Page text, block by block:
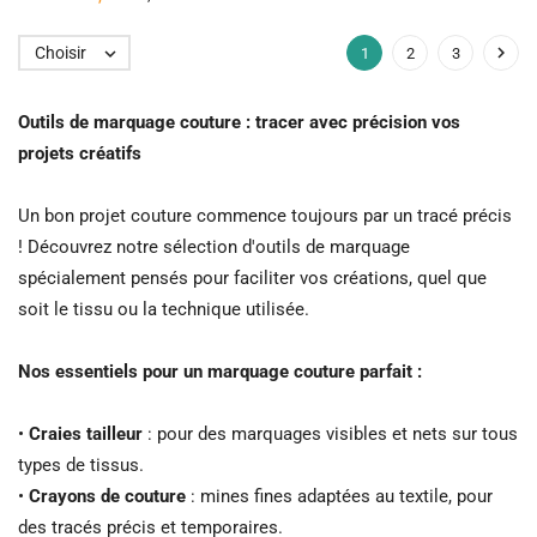
Choisir  1 2 3 
Outils de marquage couture : tracer avec précision vos
projets créatifs
Un bon projet couture commence toujours par un tracé précis
! Découvrez notre sélection d'outils de marquage
spécialement pensés pour faciliter vos créations, quel que
soit le tissu ou la technique utilisée.
Nos essentiels pour un marquage couture parfait :
• Craies tailleur : pour des marquages visibles et nets sur tous
types de tissus.
• Crayons de couture : mines fines adaptées au textile, pour
des tracés précis et temporaires.